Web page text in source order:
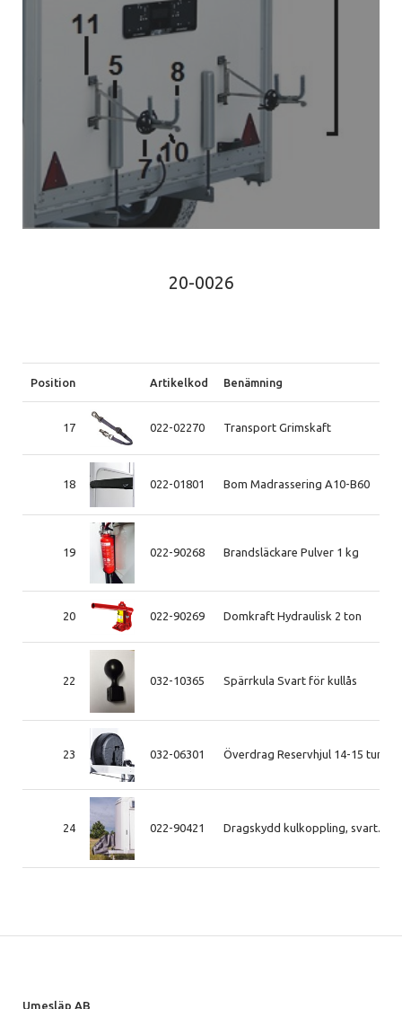
20-0026
Position Artikelkod Benämning
17 022-02270 Transport Grimskaft
18 022-01801 Bom Madrassering A10-B60
19 022-90268 Brandsläckare Pulver 1 kg
20 022-90269 Domkraft Hydraulisk 2 ton
22 032-10365 Spärrkula Svart för kullås
23 032-06301 Överdrag Reservhjul 14-15 tum
24 022-90421 Dragskydd kulkoppling, svart.
Umesläp AB